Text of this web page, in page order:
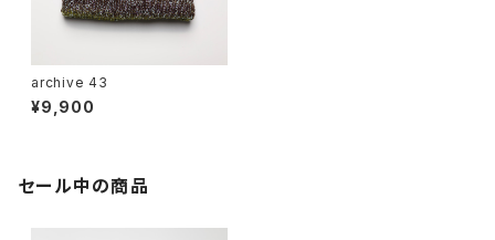
archive 43
¥9,900
セール中の商品